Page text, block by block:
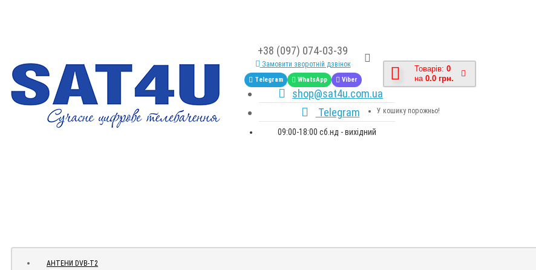
+38 (097) 074-03-39
Замовити зворотній дзвінок
Telegram WhatsApp Viber
shop@sat4u.com.ua
Telegram
09:00-18:00 сб.нд - вихідний
Товарів: 0
на 0.0 грн.
У кошику порожньо!
АНТЕНИ DVB-Т2